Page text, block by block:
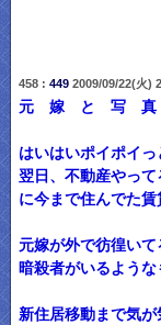
458 : 4492009/09/22(火)
元 嫁 と 写
はいはいポイポイっ
翌日、不動産やっ
に今まで住んでた賃
元嫁が外で彷徨いて
暗殺者がいるような
新住居移動まで気が